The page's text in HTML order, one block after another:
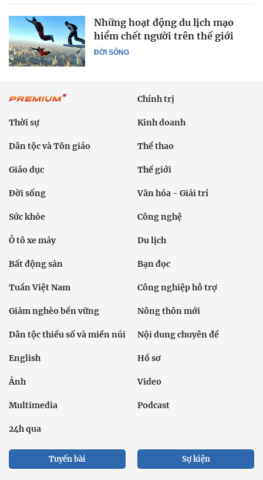
ĐỜI SỐNG
Những hoạt động du lịch mạo
hiểm chết người trên thế giới
Chính trị
Thời sự Kinh doanh
Dân tộc và Tôn giáo Thể thao
Giáo dục Thế giới
Đời sống Văn hóa - Giải trí
Sức khỏe Công nghệ
Ô tô xe máy Du lịch
Bất động sản Bạn đọc
Tuần Việt Nam Công nghiệp hỗ trợ
Giảm nghèo bền vững Nông thôn mới
Dân tộc thiểu số và miền núi Nội dung chuyên đề
English Hồ sơ
Ảnh Video
Multimedia Podcast
24h qua
Tuyến bài Sự kiện